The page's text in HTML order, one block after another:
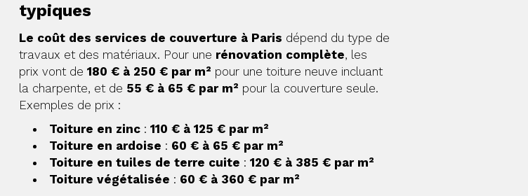
typiques
Le coût des services de couverture à Paris dépend du type de
travaux et des matériaux. Pour une rénovation complète, les
prix vont de 180 € à 250 € par m² pour une toiture neuve incluant
la charpente, et de 55 € à 65 € par m² pour la couverture seule.
Exemples de prix :
Toiture en zinc: 110 € à 125 € par m²
Toiture en ardoise : 60 € à 65 € par m²
Toiture en tuiles de terre cuite : 120 € à 385 € par m²
Toiture végétalisée : 60 € à 360 € par m²